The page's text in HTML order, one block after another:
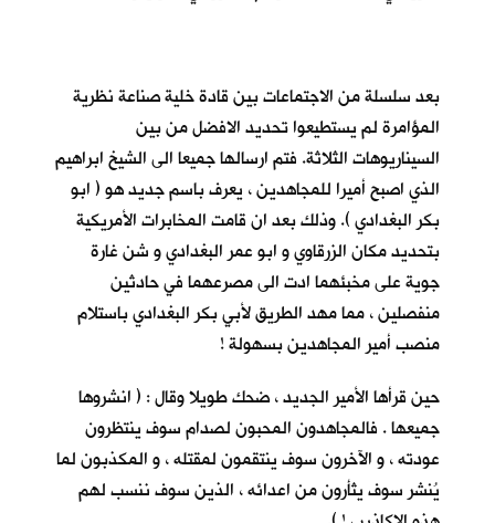
بعد سلسلة من الاجتماعات بين قادة خلية صناعة نظرية
المؤامرة لم يستطيعوا تحديد الافضل من بين
السيناريوهات الثلاثة. فتم ارسالها جميعا الى الشيخ ابراهيم
الذي اصبح أميرا للمجاهدين ، يعرف باسم جديد هو ( ابو
بكر البغدادي ). وذلك بعد ان قامت المخابرات الأمريكية
بتحديد مكان الزرقاوي و ابو عمر البغدادي و شن غارة
جوية على مخبئهما ادت الى مصرعهما في حادثين
منفصلين ، مما مهد الطريق لأبي بكر البغدادي باستلام
منصب أمير المجاهدين بسهولة !
حين قرأها الأمير الجديد ، ضحك طويلا وقال : ( انشروها
جميعها . فالمجاهدون المحبون لصدام سوف ينتظرون
عودته ، و الآخرون سوف ينتقمون لمقتله ، و المكذبون لما
يُنشر سوف يثأرون من اعدائه ، الذين سوف ننسب لهم